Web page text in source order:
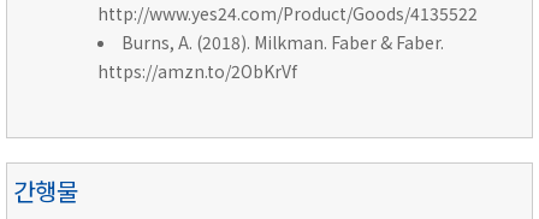
http://www.yes24.com/Product/Goods/4135522
Burns, A. (2018). Milkman. Faber & Faber.
https://amzn.to/2ObKrVf
간행물